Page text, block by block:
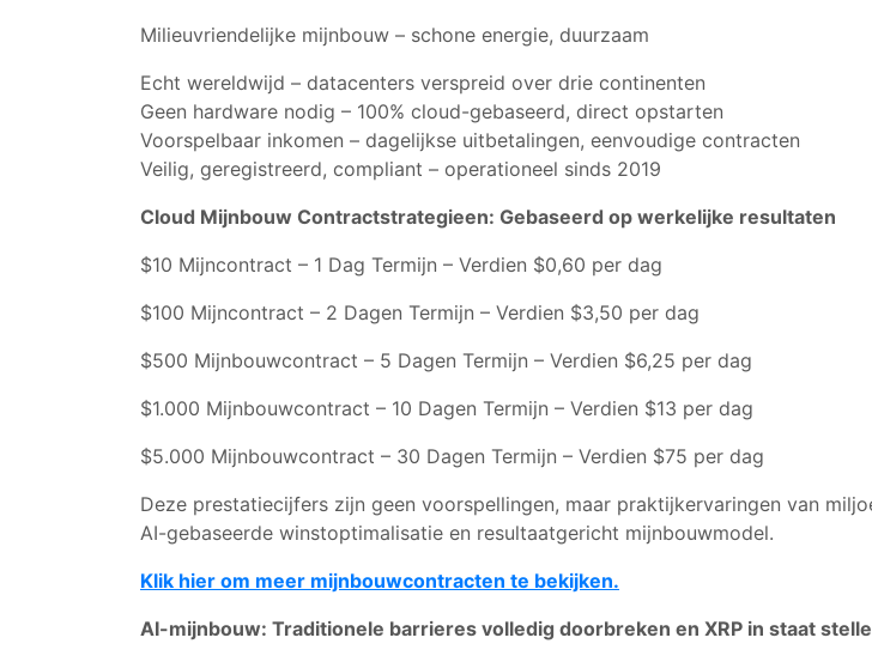
Milieuvriendelijke mijnbouw – schone energie, duurzaam
Echt wereldwijd – datacenters verspreid over drie continenten
Geen hardware nodig – 100% cloud-gebaseerd, direct opstarten
Voorspelbaar inkomen – dagelijkse uitbetalingen, eenvoudige contracten
Veilig, geregistreerd, compliant – operationeel sinds 2019
Cloud Mijnbouw Contractstrategieen: Gebaseerd op werkelijke resultaten
$10 Mijncontract – 1 Dag Termijn – Verdien $0,60 per dag
$100 Mijncontract – 2 Dagen Termijn – Verdien $3,50 per dag
$500 Mijnbouwcontract – 5 Dagen Termijn – Verdien $6,25 per dag
$1.000 Mijnbouwcontract – 10 Dagen Termijn – Verdien $13 per dag
$5.000 Mijnbouwcontract – 30 Dagen Termijn – Verdien $75 per dag
Deze prestatiecijfers zijn geen voorspellingen, maar praktijkervaringen van
AI-gebaseerde winstoptimalisatie en resultaatgericht mijnbouwmodel.
Klik hier om meer mijnbouwcontracten te bekijken.
AI-mijnbouw: Traditionele barrieres volledig doorbreken en XRP in staat